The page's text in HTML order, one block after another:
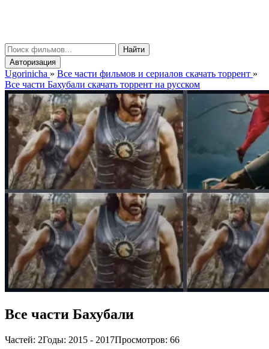
Найти
Авторизация
Ugorinicha » Все части фильмов и сериалов скачать торрент »
Все части Бахубали скачать торрент на русском
Все части Бахубали
Частей: 2Годы: 2015 - 2017Просмотров: 66